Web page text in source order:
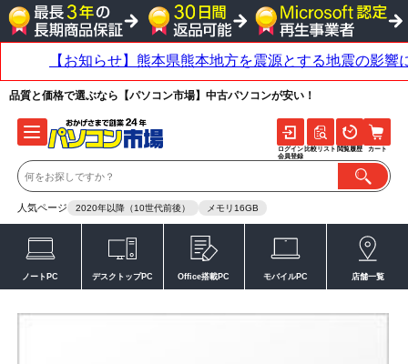
品質と価格で選ぶなら【パソコン市場】中古パソコンが安い！
人気ページ 2020年以降（10世代前後） メモリ16GB
ログイン
会員登録
比較リスト 閲覧履歴 カート
ノートPC デスクトップPC Office搭載PC モバイルPC 店舗一覧